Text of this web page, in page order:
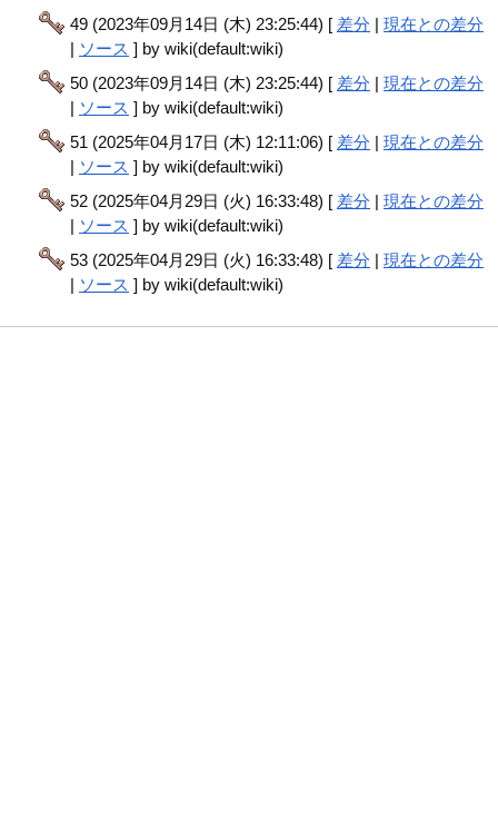
49 (2023年09月14日 (木) 23:25:44) [ 差分 |現在との差分
| ソース ] by wiki(default:wiki)
50 (2023年09月14日 (木) 23:25:44) [ 差分 |現在との差分
| ソース ] by wiki(default:wiki)
51 (2025年04月17日 (木) 12:11:06) [ 差分 |現在との差分
| ソース ] by wiki(default:wiki)
52 (2025年04月29日 (火) 16:33:48) [ 差分 |現在との差分
| ソース ] by wiki(default:wiki)
53 (2025年04月29日 (火) 16:33:48) [ 差分 |現在との差分
| ソース ] by wiki(default:wiki)